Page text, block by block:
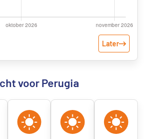
Later
voor Perugia